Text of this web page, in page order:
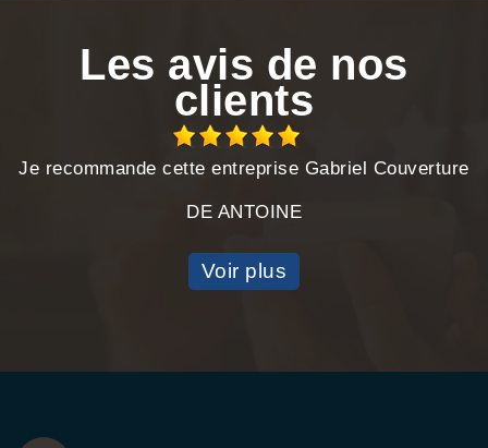
Les avis de nos
clients
Je recommande cette entreprise Gabriel Couverture
DE ANTOINE
Voir plus